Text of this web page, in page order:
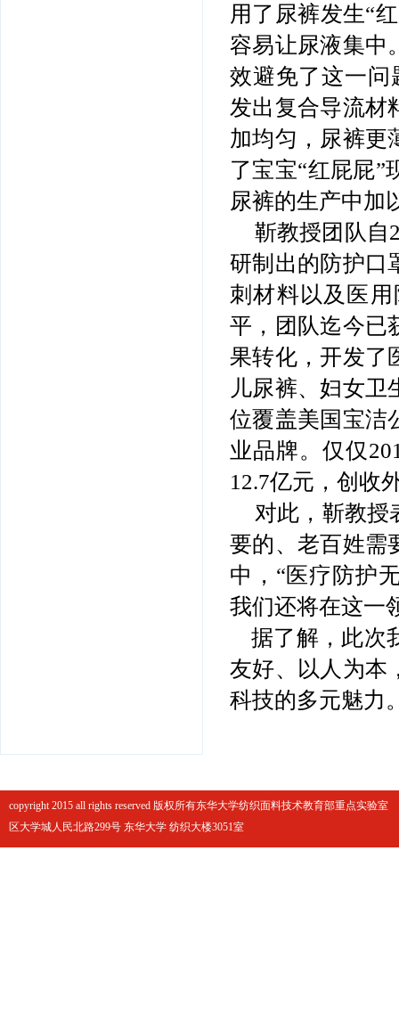
用了尿裤发生“
容易让尿液集中
效避免了这一问
发出复合导流材
加均匀，尿裤更
了宝宝“红屁屁
尿裤的生产中加
靳教授团队自
研制出的防护口
刺材料以及医
平，团队迄今已
果转化，开发了
儿尿裤、妇女卫
位覆盖美国宝洁
业品牌。仅仅
12.7亿元，创收
对此，靳教授
要的、老百姓需
中，“医疗防护
我们还将在这一
据了解，此次
友好、以人为本
科技的多元魅力
copyright 2015 all rights reserved 版权所有东华大学纺织面料技术教育部重点实验
区大学城人民北路299号 东华大学 纺织大楼3051室